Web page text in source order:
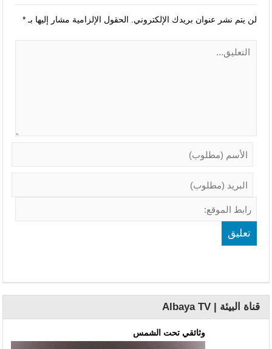
لن يتم نشر عنوان بريدك الإلكتروني. الحقول الإلزامية مشار إليها بـ*
قناة البيئة | Albaya TV
وثائقي تحت الشمس